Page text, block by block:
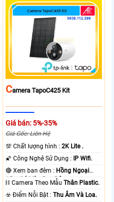
CAmera TapoC425 Kit
Giá bán: 5%-35%
Giá Gốc: Liên Hệ
💯 Chất lượng hình :2K Lite .
🌠 Công Nghệ Sử Dụng : IP Wifi.
🔴 Xem ban đêm : Hồng Ngoại
15m Có Màu Ban Ðêm.
⛓ Camera Theo MẫuThân Plastic.
️☣️ Điểm Nỗi Bật :Thu Âm Và Loa.